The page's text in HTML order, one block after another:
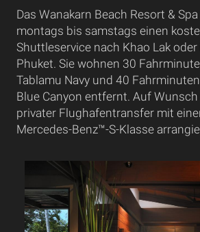
Das Wanakarn Beach Resort &
montags bis samstags einen
Shuttleservice nach Khao Lak
Phuket. Sie wohnen 30
Tablamu Navy und 40
Blue Canyon entfernt. Auf
privater Flughafentransfer mit
Mercedes-Benz™-S-Klasse